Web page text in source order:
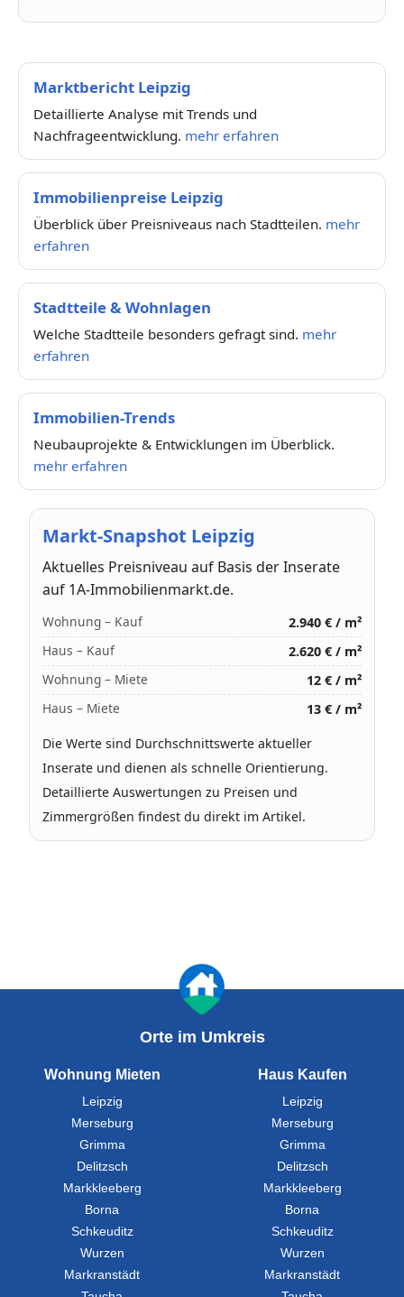
Marktbericht Leipzig
Detaillierte Analyse mit Trends und
Nachfrageentwicklung. mehr erfahren
Immobilienpreise Leipzig
Überblick über Preisniveaus nach Stadtteilen. mehr
erfahren
Stadtteile & Wohnlagen
Welche Stadtteile besonders gefragt sind. mehr
erfahren
Immobilien-Trends
Neubauprojekte & Entwicklungen im Überblick.
mehr erfahren
Markt-Snapshot Leipzig
Aktuelles Preisniveau auf Basis der Inserate
auf 1A-Immobilienmarkt.de.
Wohnung – Kauf
2.940 € / m²
Haus – Kauf
2.620 € / m²
Wohnung – Miete
12 € / m²
Haus – Miete
13 € / m²
Die Werte sind Durchschnittswerte aktueller
Inserate und dienen als schnelle Orientierung.
Detaillierte Auswertungen zu Preisen und
Zimmergrößen findest du direkt im Artikel.
Orte im Umkreis
Wohnung Mieten
Leipzig
Merseburg
Grimma
Delitzsch
Markkleeberg
Borna
Schkeuditz
Wurzen
Markranstädt
Haus Kaufen
Leipzig
Merseburg
Grimma
Delitzsch
Markkleeberg
Borna
Schkeuditz
Wurzen
Markranstädt